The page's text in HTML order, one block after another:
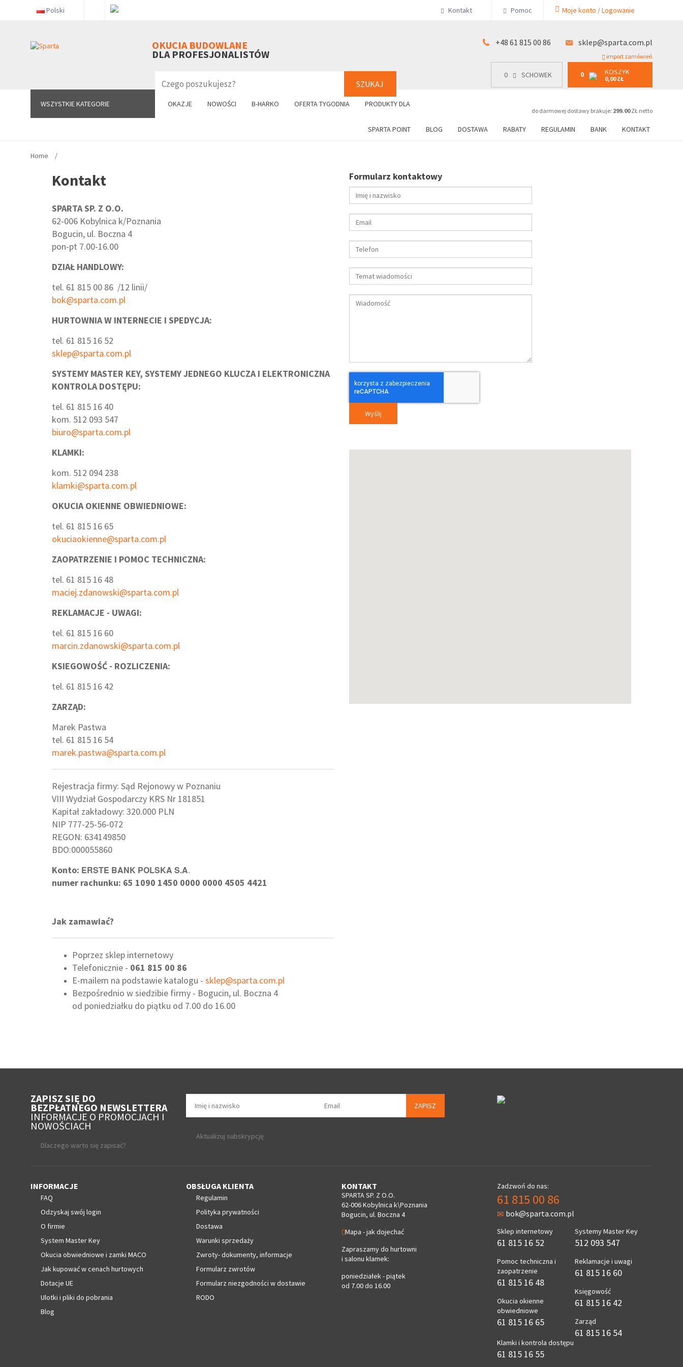
Polski Kontakt Pomoc Moje konto / Logowanie
OKUCIA BUDOWLANE
DLA PROFESJONALISTÓW
SZUKAJ
+48 61 815 00 86 sklep@sparta.com.pl
import zamówień
0 SCHOWEK 0 KOSZYK
0,00 ZŁ
do darmowej dostawy brakuje: 299.00ZŁ netto
WSZYSTKIE KATEGORIE OKAZJE NOWOŚCI B-HARKO OFERTA TYGODNIA PRODUKTY DLA
SPARTA POINT BLOG DOSTAWA RABATY REGULAMIN BANK KONTAKT
WSZYSTKIE KATEGORIE 0 SCHOWEK 0 KOSZYK
0,00 ZŁ
+48 61 815 00 86
Home
Kontakt
SPARTA SP. Z O.O.
62-006 Kobylnica k/Poznania
Bogucin, ul. Boczna 4
pon-pt 7.00-16.00
DZIAŁ HANDLOWY:
tel. 61 815 00 86 /12 linii/
bok@sparta.com.pl
HURTOWNIA W INTERNECIE I SPEDYCJA:
tel. 61 815 16 52
sklep@sparta.com.pl
SYSTEMY MASTER KEY, SYSTEMY JEDNEGO KLUCZA I ELEKTRONICZNA
KONTROLA DOSTĘPU:
tel. 61 815 16 40
kom. 512 093 547
biuro@sparta.com.pl
KLAMKI:
kom. 512 094 238
klamki@sparta.com.pl
OKUCIA OKIENNE OBWIEDNIOWE:
tel. 61 815 16 65
okuciaokienne@sparta.com.pl
ZAOPATRZENIE I POMOC TECHNICZNA:
tel. 61 815 16 48
maciej.zdanowski@sparta.com.pl
REKLAMACJE - UWAGI:
tel. 61 815 16 60
marcin.zdanowski@sparta.com.pl
KSIEGOWOŚĆ - ROZLICZENIA:
tel. 61 815 16 42
ZARZĄD:
Marek Pastwa
tel. 61 815 16 54
marek.pastwa@sparta.com.pl
Rejestracja firmy: Sąd Rejonowy w Poznaniu
VIII Wydział Gospodarczy KRS Nr 181851
Kapitał zakładowy: 320.000 PLN
NIP 777-25-56-072
REGON: 634149850
BDO:000055860
Konto: ERSTE BANK POLSKA S.A.
numer rachunku: 65 1090 1450 0000 0000 4505 4421
Jak zamawiać?
Poprzez sklep internetowy
Telefonicznie - 061 815 00 86
E-mailem na podstawie katalogu - sklep@sparta.com.pl
Bezpośrednio w siedzibie firmy - Bogucin, ul. Boczna 4
od poniedziałku do piątku od 7.00 do 16.00
Formularz kontaktowy
ZAPISZ SIĘ DO
BEZPŁATNEGO NEWSLETTERA
INFORMACJE O PROMOCJACH I
NOWOŚCIACH
Dlaczego warto się zapisać?
ZAPISZ
Aktualizuj subskrypcję
INFORMACJE
FAQ
Odzyskaj swój login
O firmie
System Master Key
Okucia obwiedniowe i zamki MACO
Jak kupować w cenach hurtowych
Dotacje UE
Ulotki i pliki do pobrania
Blog
OBSŁUGA KLIENTA
Regulamin
Polityka prywatności
Dostawa
Warunki sprzedaży
Zwroty- dokumenty, informacje
Formularz zwrotów
Formularz niezgodności w dostawie
RODO
KONTAKT
SPARTA SP. Z O.O.
62-006 Kobylnica k\Poznania
Bogucin, ul. Boczna 4
Mapa - jak dojechać
Zapraszamy do hurtowni
i salonu klamek:
poniedziałek - piątek
od 7.00 do 16.00
Zadzwoń do nas:
61 815 00 86
bok@sparta.com.pl
Sklep internetowy
61 815 16 52
Pomoc techniczna i
zaopatrzenie
61 815 16 48
Okucia okienne
obwiedniowe
61 815 16 65
Klamki i kontrola dostępu
61 815 16 55
Systemy Master Key
512 093 547
Reklamacje i uwagi
61 815 16 60
Księgowość
61 815 16 42
Zarząd
61 815 16 54